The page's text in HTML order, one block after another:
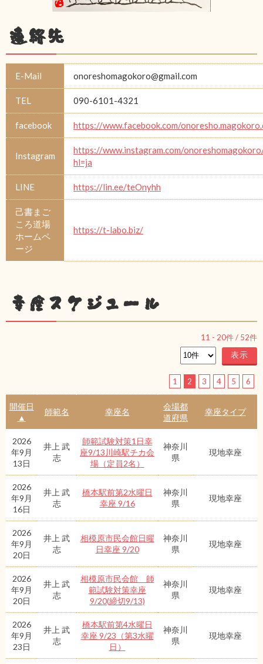
連絡先
E-Mail onoreshomagokoro@gmail.com
TEL 090-6101-4321
facebook https://www.facebook.com/
Instagram
https://www.instagram.com/
hl=ja
LINE https://lin.ee/teOnyhh
己書まご
ころ道場
ホームペ
ージ
https://t-labo.biz/
幸座スケジュール
11 - 20件 / 52件
1 2 3 4 5 6
開催日
▲
師範名 幸座名
会場都
道府県
幸座タイプ
2026
年9月
13日
井上 武
志
師範試験対策1日幸
座9/13川崎駅チカ会
場（定員2名）
神奈川
県
現地幸座
2026
年9月
16日
井上 武
志
橋本駅前第2水曜日
幸座 9/16
神奈川
県
現地幸座
2026
年9月
20日
井上 武
志
相模原市民会館日曜
日幸座 9/20
神奈川
県
現地幸座
2026
年9月
20日
井上 武
志
相模原市民会館 師
範試験対策幸座
9/20(締切9/13)
神奈川
県
現地幸座
2026
年9月
23日
井上 武
志
橋本駅前第4水曜日
幸座 9/23（第3水曜
日）
神奈川
県
現地幸座